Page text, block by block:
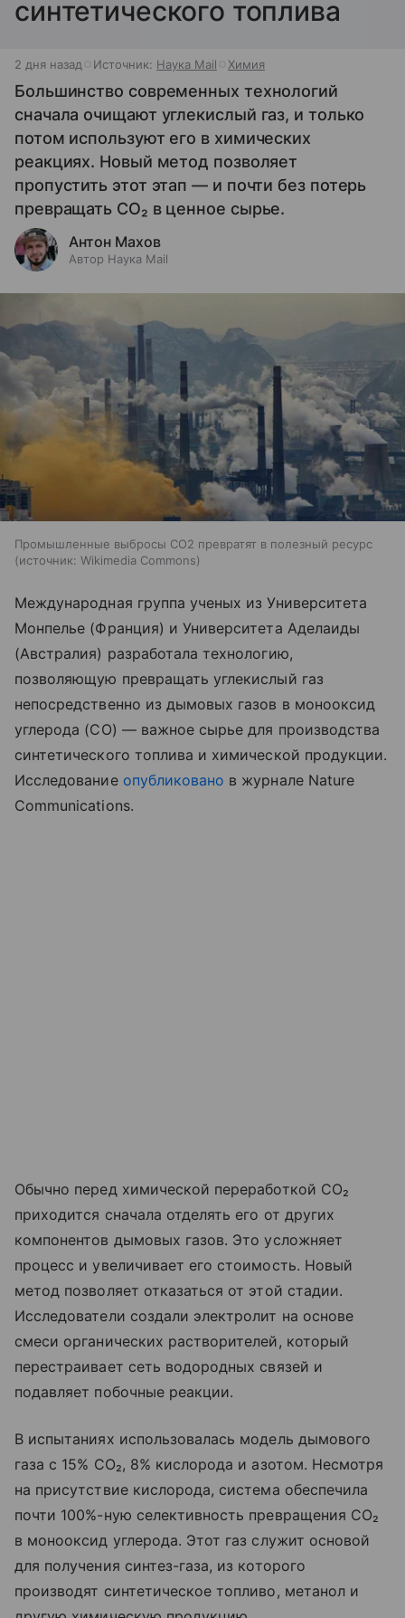
синтетического топлива
2 дня назад Источник: Наука Mail Химия
Большинство современных технологий
сначала очищают углекислый газ, и только
потом используют его в химических
реакциях. Новый метод позволяет
пропустить этот этап — и почти без потерь
превращать CO₂ в ценное сырье.
Антон Махов
Автор Наука Mail
Промышленные выбросы CO2 превратят в полезный ресурс
источник: Wikimedia Commons
Международная группа ученых из Университета
Монпелье (Франция) и Университета Аделаиды
(Австралия) разработала технологию,
позволяющую превращать углекислый газ
непосредственно из дымовых газов в монооксид
углерода (CO) — важное сырье для производства
синтетического топлива и химической продукции.
Исследование опубликовано в журнале Nature
Communications.
Обычно перед химической переработкой CO₂
приходится сначала отделять его от других
компонентов дымовых газов. Это усложняет
процесс и увеличивает его стоимость. Новый
метод позволяет отказаться от этой стадии.
Исследователи создали электролит на основе
смеси органических растворителей, который
перестраивает сеть водородных связей и
подавляет побочные реакции.
В испытаниях использовалась модель дымового
газа с 15% CO₂, 8% кислорода и азотом. Несмотря
на присутствие кислорода, система обеспечила
почти 100%-ную селективность превращения CO₂
в монооксид углерода. Этот газ служит основой
для получения синтез-газа, из которого
производят синтетическое топливо, метанол и